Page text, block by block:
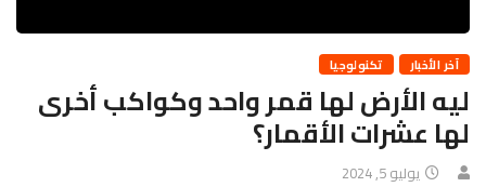
آخر الأخبار تكنولوجيا
ليه الأرض لها قمر واحد وكواكب أخرى
لها عشرات الأقمار؟
يوليو 5, 2024